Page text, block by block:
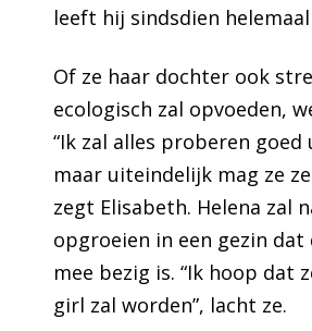
leeft hij sindsdien helemaal
Of ze haar dochter ook
ecologisch zal opvoeden,
“Ik zal alles proberen
maar uiteindelijk mag ze
zegt Elisabeth. Helena zal
opgroeien in een gezin dat
mee bezig is. “Ik hoop dat
girl zal worden”, lacht ze.